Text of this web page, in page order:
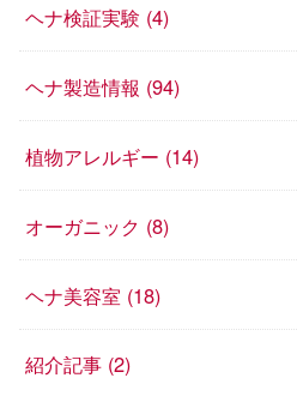
ヘナ検証実験 (4)
ヘナ製造情報 (94)
植物アレルギー (14)
オーガニック (8)
ヘナ美容室 (18)
紹介記事 (2)